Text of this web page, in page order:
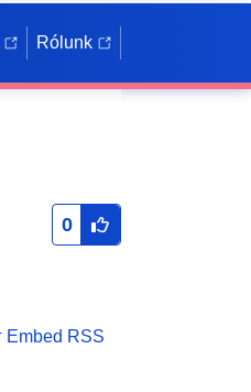
Rólunk
0
Embed RSS